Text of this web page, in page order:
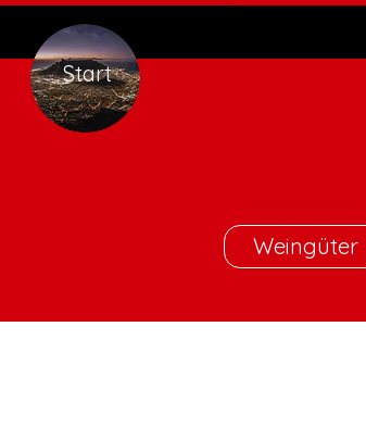
Start
Weingüter